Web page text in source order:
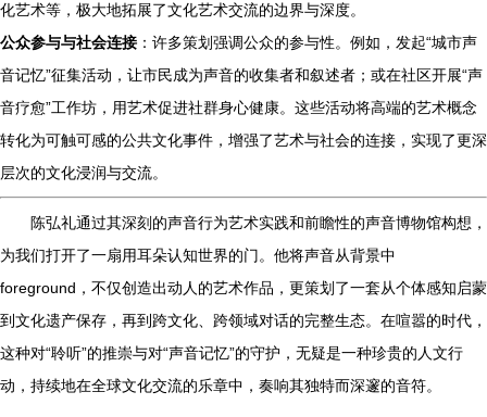
化艺术等，极大地拓展了文化艺术交流的边界与深度。
公众参与与社会连接 ：许多策划强调公众的参与性。例如，发起“城市声
音记忆”征集活动，让市民成为声音的收集者和叙述者；或在社区开展“声
音疗愈”工作坊，用艺术促进社群身心健康。这些活动将高端的艺术概念
转化为可触可感的公共文化事件，增强了艺术与社会的连接，实现了更深
层次的文化浸润与交流。
陈弘礼通过其深刻的声音行为艺术实践和前瞻性的声音博物馆构想，
为我们打开了一扇用耳朵认知世界的门。他将声音从背景中
foreground，不仅创造出动人的艺术作品，更策划了一套从个体感知启蒙
到文化遗产保存，再到跨文化、跨领域对话的完整生态。在喧嚣的时代，
这种对“聆听”的推崇与对“声音记忆”的守护，无疑是一种珍贵的人文行
动，持续地在全球文化交流的乐章中，奏响其独特而深邃的音符。